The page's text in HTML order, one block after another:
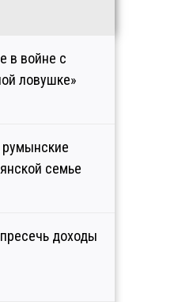
в войне с
ловушке»
румынские
семье
доходы